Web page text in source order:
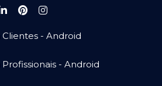
Clientes - Android
- Android